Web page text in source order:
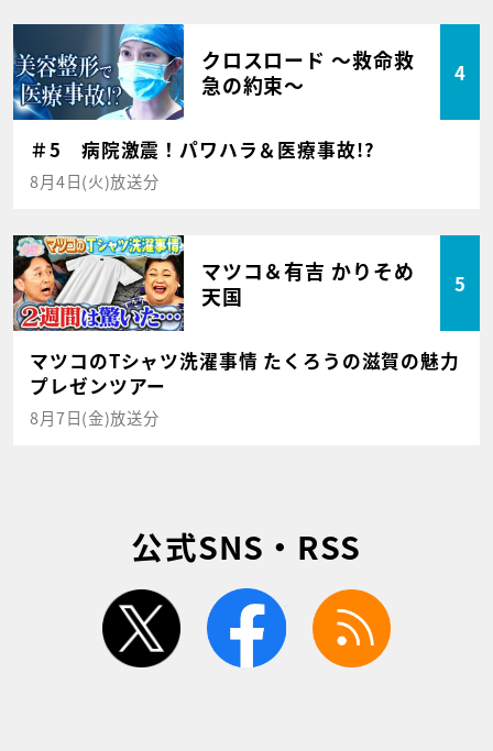
クロスロード ～救命救
急の約束～
4
＃5 病院激震！パワハラ＆医療事故!?
8月4日(火)放送分
マツコ＆有吉 かりそめ
天国
5
マツコのTシャツ洗濯事情 たくろうの滋賀の魅力
プレゼンツアー
8月7日(金)放送分
公式SNS・RSS
twitter facebook